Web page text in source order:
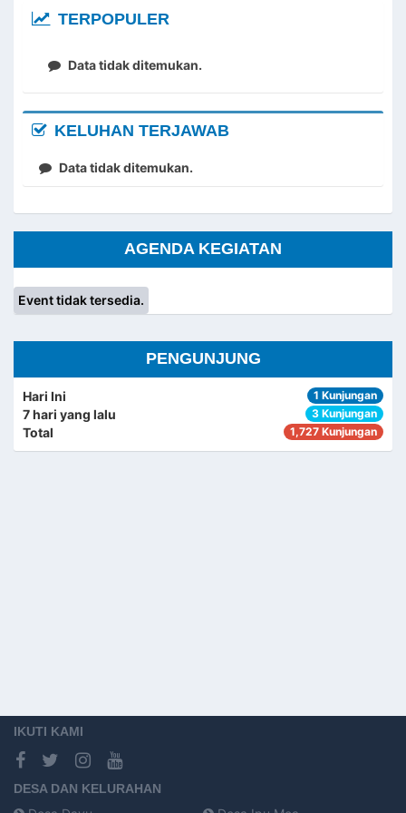
TERPOPULER
Data tidak ditemukan.
KELUHAN TERJAWAB
Data tidak ditemukan.
AGENDA KEGIATAN
Event tidak tersedia.
PENGUNJUNG
Hari Ini 1 Kunjungan
7 hari yang lalu 3 Kunjungan
Total 1,727 Kunjungan
IKUTI KAMI
DESA DAN KELURAHAN